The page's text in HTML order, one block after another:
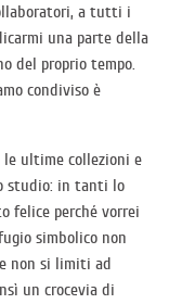
a tutti i
una parte della
del proprio tempo.
condiviso è
le ultime collezioni e
studio: in tanti lo
felice perché vorrei
simbolico non
non si limiti ad
un crocevia di